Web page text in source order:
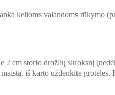
kelioms valandoms rūkymo
2 cm storio drožlių sluoksnį
iš karto uždenkite